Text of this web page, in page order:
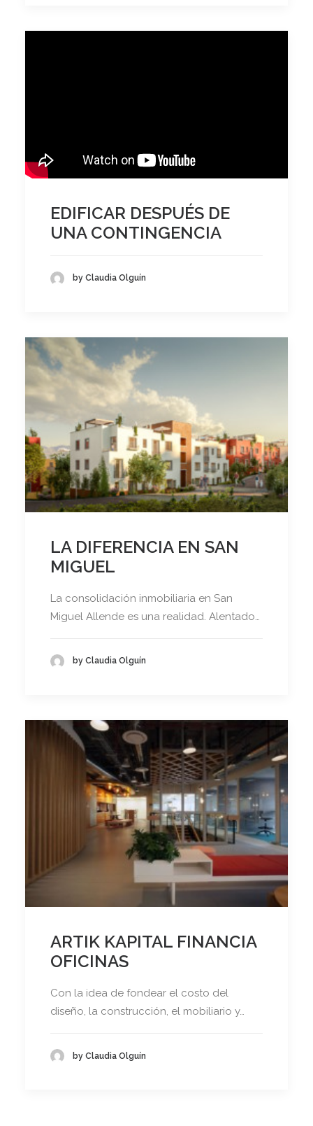
EDIFICAR DESPUÉS DE
UNA CONTINGENCIA
by Claudia Olguín
LA DIFERENCIA EN SAN
MIGUEL
La consolidación inmobiliaria en San
Miguel Allende es una realidad. Alentado…
by Claudia Olguín
ARTIK KAPITAL FINANCIA
OFICINAS
Con la idea de fondear el costo del
diseño, la construcción, el mobiliario y…
by Claudia Olguín